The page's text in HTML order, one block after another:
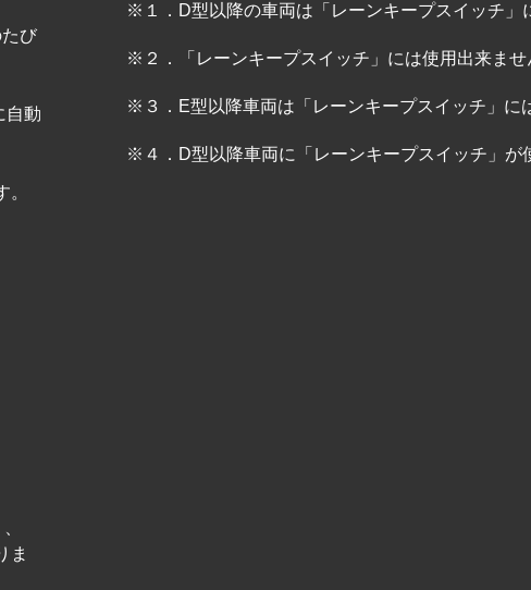
び
自動
ま
※１．D型以降の車両は「レーンキープスイッチ」
※２．「レーンキープスイッチ」には使用出来ませ
※３．E型以降車両は「レーンキープスイッチ」に
※４．D型以降車両に「レーンキープスイッチ」が